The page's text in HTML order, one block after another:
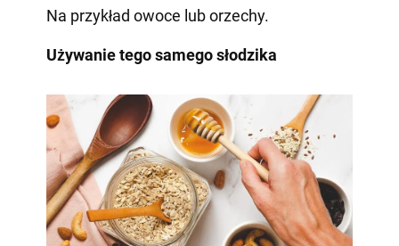
Na przykład owoce lub orzechy.
Używanie tego samego słodzika